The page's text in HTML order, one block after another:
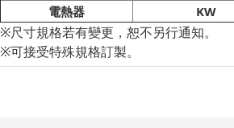
電熱器
KW
※尺寸規格若有變更，恕不另行通知。
※可接受特殊規格訂製。